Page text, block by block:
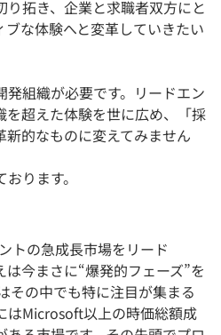
り拓き、企業と求職者双方にと
ブな体験へと変革していきたい
組織が必要です。リードエン
を超えた体験を世に広め、「採
的なものに変えてみません
ります。
の急成長市場をリード
今まさに“爆発的フェーズ”を
その中でも特に注目が集まる
はMicrosoft以上の時価総額成